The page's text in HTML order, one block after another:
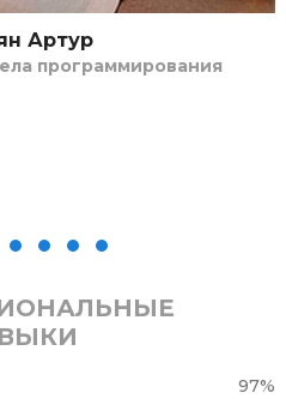
Артур
программирования
97%